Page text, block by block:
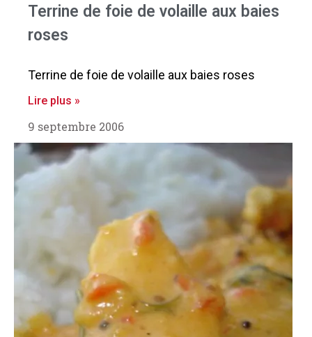
Terrine de foie de volaille aux baies
roses
Terrine de foie de volaille aux baies roses
Lire plus »
9 septembre 2006